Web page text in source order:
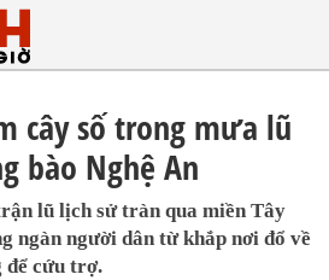
cây số trong mưa lũ
bào Nghệ An
lũ lịch sử tràn qua miền Tây
ngàn người dân từ khắp nơi đổ về
để cứu trợ.